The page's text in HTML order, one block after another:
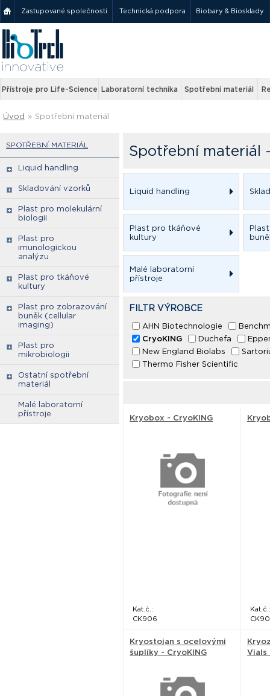
Zastupované společnosti Technická podpora Biobary & Biosklady
Přístroje pro Life-Science Laboratorní technika Spotřební materiál
Úvod » Spotřební materiál
SPOTŘEBNÍ MATERIÁL
Liquid handling
Skladování vzorků
Plast pro molekulární
biologii
Plast pro
imunologickou
analýzu
Plast pro tkáňové
kultury
Plast pro zobrazování
buněk (cellular
imaging)
Plast pro
mikrobiologii
Ostatní spotřební
materiál
Malé laboratorní
přístroje
Spotřební materiál
Liquid handling
Plast pro tkáňové
kultury
Malé laboratorní
přístroje
FILTR VÝROBCE
AHN Biotechnologie
CryoKING
Duchefa
New England Biolabs
Thermo Fisher Scientific
Kryobox - CryoKING
Kat.č.:
CK906
Kat.č.:
Kryostojan s ocelovými
šuplíky - CryoKING
Vials